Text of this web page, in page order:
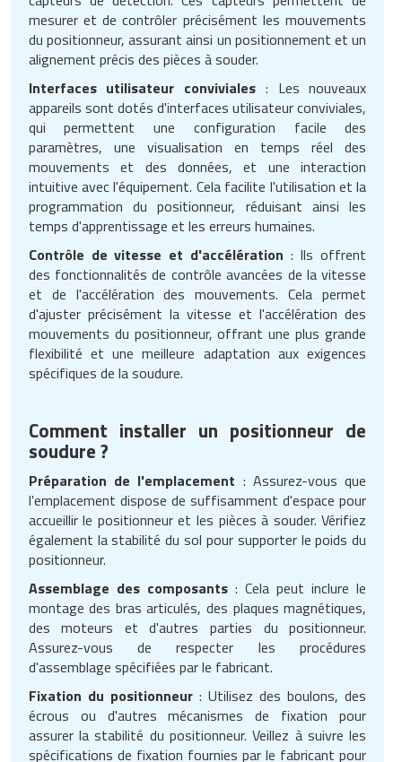
mesurer et de contrôler précisément les mouvements
du positionneur, assurant ainsi un positionnement et un
alignement précis des pièces à souder.
Interfaces utilisateur conviviales : Les nouveaux
appareils sont dotés d'interfaces utilisateur conviviales,
qui permettent une configuration facile des
paramètres, une visualisation en temps réel des
mouvements et des données, et une interaction
intuitive avec l'équipement. Cela facilite l'utilisation et la
programmation du positionneur, réduisant ainsi les
temps d'apprentissage et les erreurs humaines.
Contrôle de vitesse et d'accélération : Ils offrent
des fonctionnalités de contrôle avancées de la vitesse
et de l'accélération des mouvements. Cela permet
d'ajuster précisément la vitesse et l'accélération des
mouvements du positionneur, offrant une plus grande
flexibilité et une meilleure adaptation aux exigences
spécifiques de la soudure.
Comment installer un positionneur de
soudure ?
Préparation de l'emplacement : Assurez-vous que
l'emplacement dispose de suffisamment d'espace pour
accueillir le positionneur et les pièces à souder. Vérifiez
également la stabilité du sol pour supporter le poids du
positionneur.
Assemblage des composants: Cela peut inclure le
montage des bras articulés, des plaques magnétiques,
des moteurs et d'autres parties du positionneur.
Assurez-vous de respecter les procédures
d'assemblage spécifiées par le fabricant.
Fixation du positionneur: Utilisez des boulons, des
écrous ou d'autres mécanismes de fixation pour
assurer la stabilité du positionneur. Veillez à suivre les
spécifications de fixation fournies par le fabricant pour